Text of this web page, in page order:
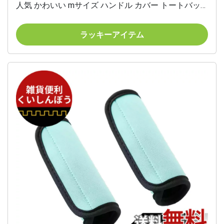
人気 かわいい mサイズ ハンドル カバー トートバッ
ッグハンドル カバンの持ち手 バッグの持ち手 取っ手
かばん バック ラルット / PU-GRIP/メール便送無
ラッキーアイテム